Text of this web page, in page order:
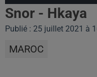
Snor - Hkaya
Publié : 25 juillet 2021 à
MAROC